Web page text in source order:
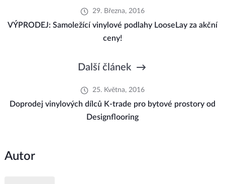
29. Března, 2016
VÝPRODEJ: Samoležící vinylové podlahy LooseLay za akční
ceny!
Další článek
25. Května, 2016
Doprodej vinylových dílců K-trade pro bytové prostory od
Designflooring
Autor